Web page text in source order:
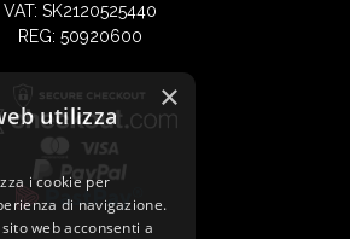
VAT: SK2120525440
REG: 50920600
×
utilizza
i cookie per
di navigazione.
web acconsenti a